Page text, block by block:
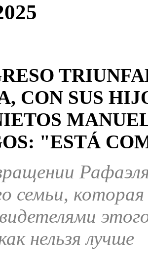
CON SUS
"ESTÁ
семьи,
нельзя лучше